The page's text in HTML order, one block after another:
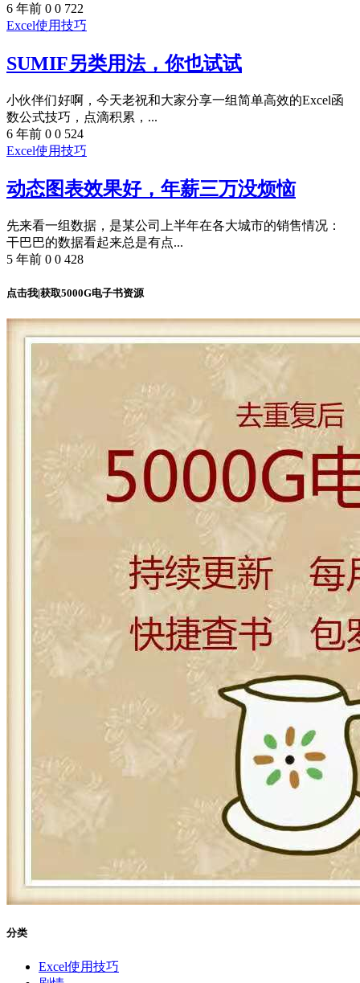
6 年前 0 0 722
Excel使用技巧
SUMIF另类用法，你也试试
小伙伴们好啊，今天老祝和大家分享一组简单高效的Excel函
数公式技巧，点滴积累，...
6 年前 0 0 524
Excel使用技巧
动态图表效果好，年薪三万没烦恼
先来看一组数据，是某公司上半年在各大城市的销售情况：
干巴巴的数据看起来总是有点...
5 年前 0 0 428
点击我|获取5000G电子书资源
分类
Excel使用技巧